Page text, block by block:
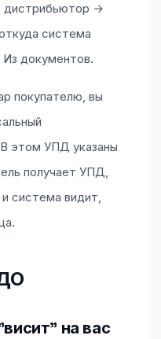
дистрибьютор →
система
Из документов.
покупателю, вы
этом УПД указаны
получает УПД,
система видит,
на вас